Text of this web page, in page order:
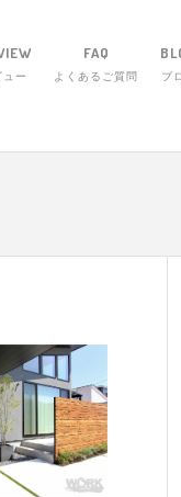
ュー
FAQ
よくあるご質問 ブ